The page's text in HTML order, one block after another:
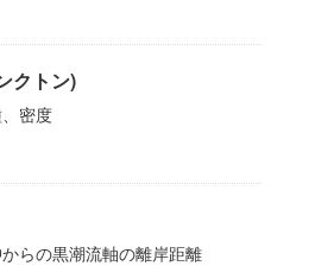
クトン)
密度
らの黒潮流軸の離岸距離